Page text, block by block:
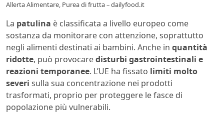
Allerta Alimentare, Purea di frutta – dailyfood.it
La patulina è classificata a livello europeo come
sostanza da monitorare con attenzione, soprattutto
negli alimenti destinati ai bambini. Anche in quantità
ridotte, può provocaredisturbi gastrointestinali e
reazioni temporanee. L’UE ha fissato limiti molto
severi sulla sua concentrazione nei prodotti
trasformati, proprio per proteggere le fasce di
popolazione più vulnerabili.